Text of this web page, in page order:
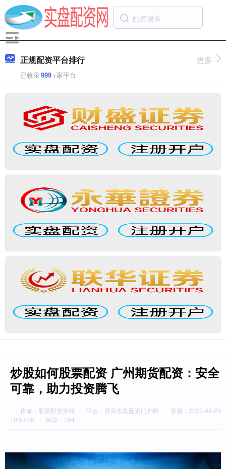
正规配资平台排行
已收录999+家平台
更多
炒股如何股票配资 广州期货配资：安全
可靠，助力投资腾飞
作者：股票配资策略 平台：券商实盘配资门户网
更新：2025-08-29
10:53:55
阅读：194